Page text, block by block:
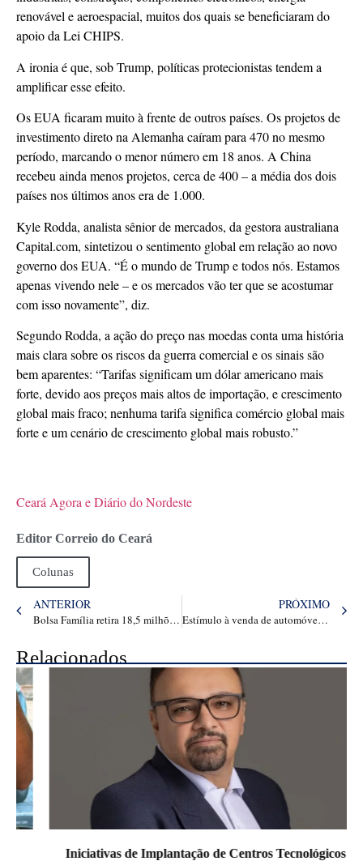
renovável e aeroespacial, muitos dos quais se beneficiaram do
apoio da Lei CHIPS.
A ironia é que, sob Trump, políticas protecionistas tendem a
amplificar esse efeito.
Os EUA ficaram muito à frente de outros países. Os projetos de
investimento direto na Alemanha caíram para 470 no mesmo
período, marcando o menor número em 18 anos. A China
recebeu ainda menos projetos, cerca de 400 – a média dos dois
países nos últimos anos era de 1.000.
Kyle Rodda, analista sênior de mercados, da gestora australiana
Capital.com, sintetizou o sentimento global em relação ao novo
governo dos EUA. “É o mundo de Trump e todos nós. Estamos
apenas vivendo nele – e os mercados vão ter que se acostumar
com isso novamente”, diz.
Segundo Rodda, a ação do preço nas moedas conta uma história
mais clara sobre os riscos da guerra comercial e os sinais são
bem aparentes: “Tarifas significam um dólar americano mais
forte, devido aos preços mais altos de importação, e crescimento
global mais fraco; nenhuma tarifa significa comércio global mais
forte e um cenário de crescimento global mais robusto.”
Ceará Agora e Diário do Nordeste
Editor Correio do Ceará
Colunas
ANTERIOR
Bolsa Família retira 18,5 milhões de pessoas da linha da pobreza
PRÓXIMO
Estímulo à venda de automóveis leva setor a recorde histórico de 27 mil emplacamentos num dia
Relacionados
Iniciativas de Implantação de Centros Tecnológicos